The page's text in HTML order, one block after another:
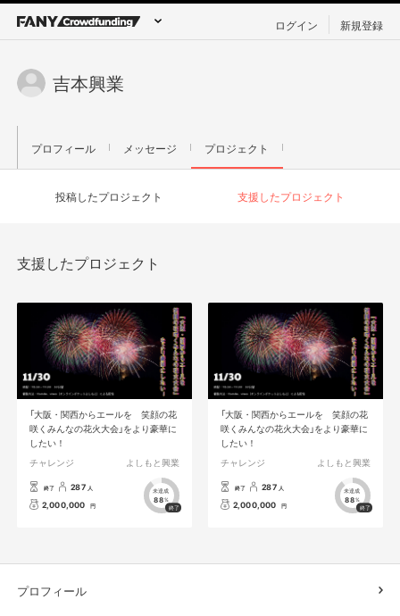
ログイン 新規登録
吉本興業
プロフィール メッセージ プロジェクト
投稿したプロジェクト 支援したプロジェクト
支援したプロジェクト
「大阪・関西からエールを 笑顔の花
咲くみんなの花火大会」をより豪華に
したい！
チャレンジ
よしもと興業
終了 287 人
2,000,000 円
未達成
88%
「大阪・関西からエールを 笑顔の花
咲くみんなの花火大会」をより豪華に
したい！
チャレンジ
よしもと興業
終了 287 人
2,000,000 円
未達成
88%
プロフィール